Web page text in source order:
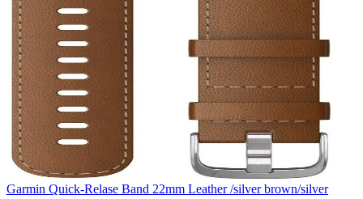
Garmin Quick-Relase Band 22mm Leather /silver brown/silver